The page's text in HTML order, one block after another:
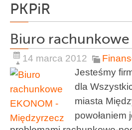
PKPiR
Biuro
14 marca 2012
Jesteśmy
dla
miasta